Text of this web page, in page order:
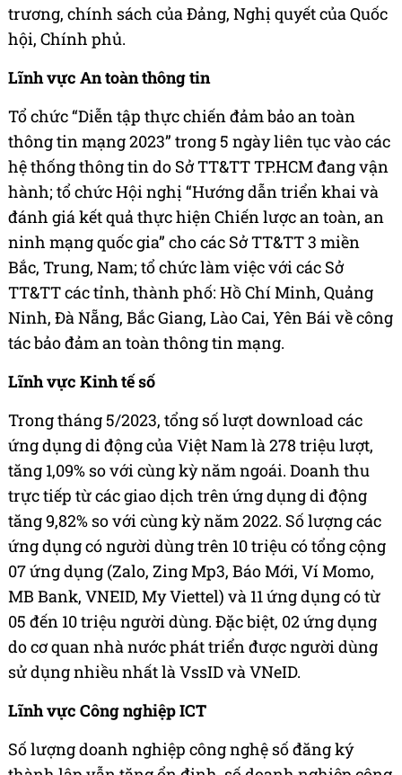
trương, chính sách của Đảng, Nghị quyết của Quốc
hội, Chính phủ.
Lĩnh vực An toàn thông tin
Tổ chức “Diễn tập thực chiến đảm bảo an toàn
thông tin mạng 2023” trong 5 ngày liên tục vào các
hệ thống thông tin do Sở TT&TT TP.HCM đang vận
hành; tổ chức Hội nghị “Hướng dẫn triển khai và
đánh giá kết quả thực hiện Chiến lược an toàn, an
ninh mạng quốc gia” cho các Sở TT&TT 3 miền
Bắc, Trung, Nam; tổ chức làm việc với các Sở
TT&TT các tỉnh, thành phố: Hồ Chí Minh, Quảng
Ninh, Đà Nẵng, Bắc Giang, Lào Cai, Yên Bái về công
tác bảo đảm an toàn thông tin mạng.
Lĩnh vực Kinh tế số
Trong tháng 5/2023, tổng số lượt download các
ứng dụng di động của Việt Nam là 278 triệu lượt,
tăng 1,09% so với cùng kỳ năm ngoái. Doanh thu
trực tiếp từ các giao dịch trên ứng dụng di động
tăng 9,82% so với cùng kỳ năm 2022. Số lượng các
ứng dụng có người dùng trên 10 triệu có tổng cộng
07 ứng dụng (Zalo, Zing Mp3, Báo Mới, Ví Momo,
MB Bank, VNEID, My Viettel) và 11 ứng dụng có từ
05 đến 10 triệu người dùng. Đặc biệt, 02 ứng dụng
do cơ quan nhà nước phát triển được người dùng
sử dụng nhiều nhất là VssID và VNeID.
Lĩnh vực Công nghiệp ICT
Số lượng doanh nghiệp công nghệ số đăng ký